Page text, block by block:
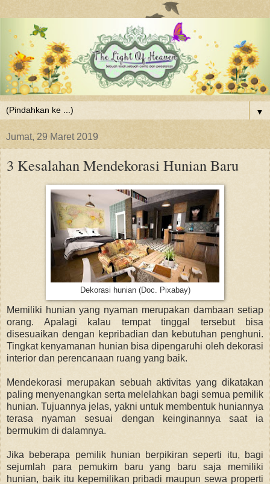
▼
Jumat, 29 Maret 2019
3 Kesalahan Mendekorasi Hunian Baru
Dekorasi hunian (Doc. Pixabay)
Memiliki hunian yang nyaman merupakan dambaan setiap
orang. Apalagi kalau tempat tinggal tersebut bisa
disesuaikan dengan kepribadian dan kebutuhan penghuni.
Tingkat kenyamanan hunian bisa dipengaruhi oleh dekorasi
interior dan perencanaan ruang yang baik.
Mendekorasi merupakan sebuah aktivitas yang dikatakan
paling menyenangkan serta melelahkan bagi semua pemilik
hunian. Tujuannya jelas, yakni untuk membentuk huniannya
terasa nyaman sesuai dengan keinginannya saat ia
bermukim di dalamnya.
Jika beberapa pemilik hunian berpikiran seperti itu, bagi
sejumlah para pemukim baru yang baru saja memiliki
hunian, baik itu kepemilikan pribadi maupun sewa properti